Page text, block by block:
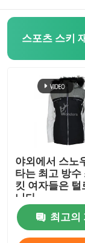
스포츠 스키
야외에서 스노
타는 최고 방수
킷 여자들은 털
니다
최고의